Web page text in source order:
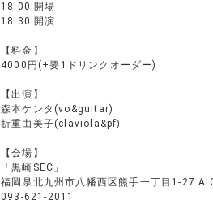
18:00 開場
18:30 開演
【料金】
4000円(+要1ドリンクオーダー)
【出演】
森本ケンタ(vo&guitar)
折重由美子(claviola&pf)
【会場】
「黒崎SEC」
福岡県北九州市八幡西区熊手一丁目1-27
093-621-2011